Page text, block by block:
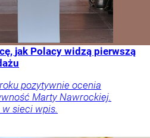
jak Polacy widzą pierwszą
pozytywnie ocenia
Marty Nawrockiej.
sieci wpis.